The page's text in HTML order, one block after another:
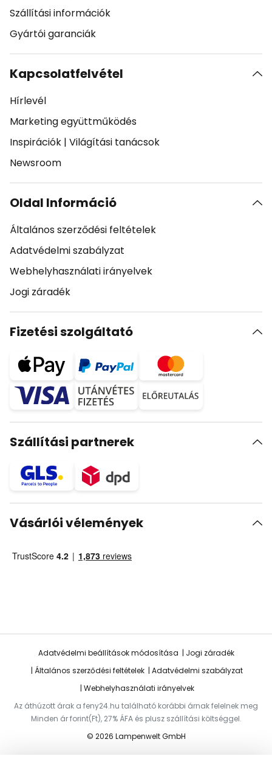
Szállítási információk
Gyártói garanciák
Kapcsolatfelvétel
Hírlevél
Marketing együttműködés
Inspirációk | Világítási tanácsok
Newsroom
Oldal Információ
Általános szerződési feltételek
Adatvédelmi szabályzat
Webhelyhasználati irányelvek
Jogi záradék
Fizetési szolgáltató
Szállítási partnerek
Vásárlói vélemények
Adatvédelmi beállítások módosítása
Jogi záradék
Általános szerződési feltételek
Adatvédelmi szabályzat
Webhelyhasználati irányelvek
Az áthúzott árak a feny24.hu található korábbi árnak felelnek meg
Minden ár forint(Ft), 27% ÁFA és plusz szállítási költséggel.
© 2026 Lampenwelt GmbH